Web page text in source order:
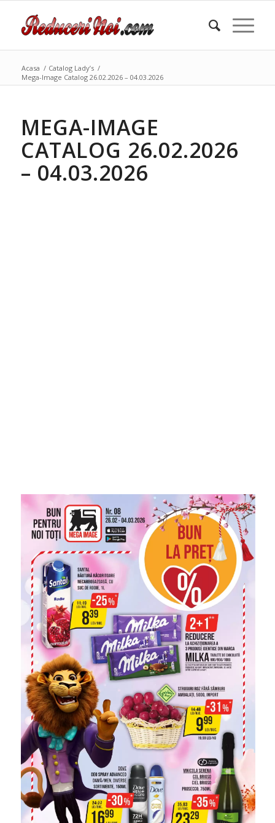
Acasa / Catalog Lady’s /
Mega-Image Catalog 26.02.2026 – 04.03.2026
MEGA-IMAGE
CATALOG 26.02.2026
– 04.03.2026